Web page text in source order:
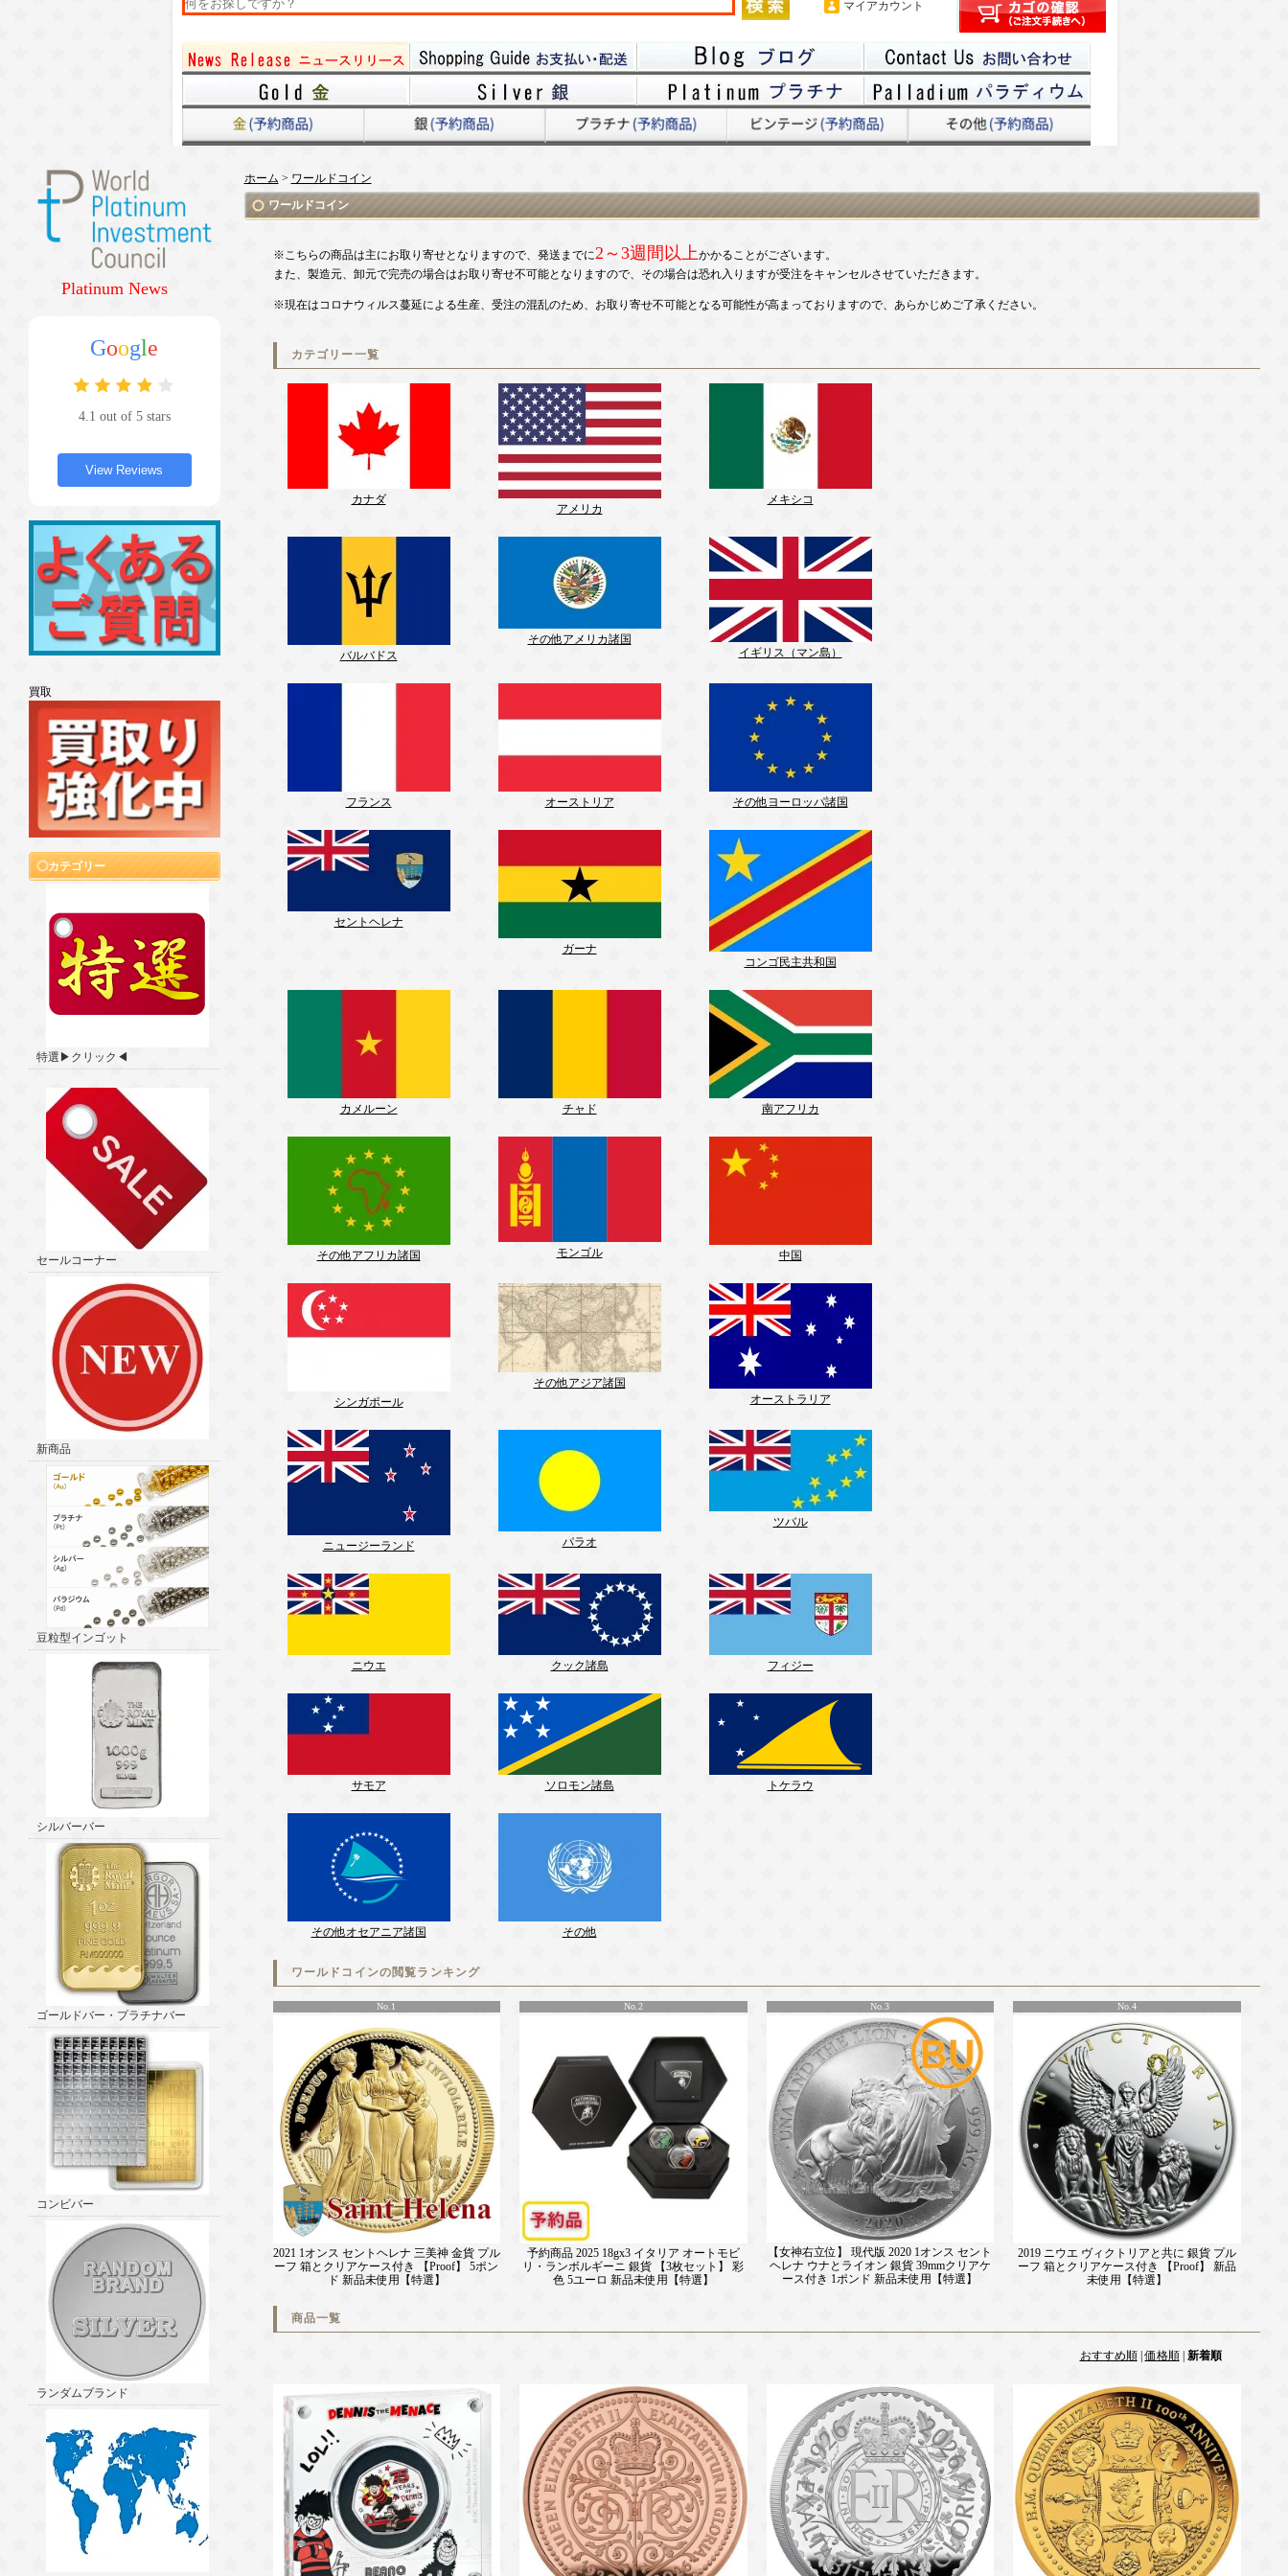
マイアカウント
Platinum News
Google
4.1 out of 5 stars
View Reviews
買取
カテゴリー
特選▶クリック◀
セールコーナー
新商品
豆粒型インゴット
シルバーバー
ゴールドバー・プラチナバー
コンビバー
ランダムブランド
ホーム > ワールドコイン
ワールドコイン
※こちらの商品は主にお取り寄せとなりますので、発送までに2～3週間以上かかることがございます。
また、製造元、卸元で完売の場合はお取り寄せ不可能となりますので、その場合は恐れ入りますが受注をキャンセルさせていただきます。
※現在はコロナウィルス蔓延による生産、受注の混乱のため、お取り寄せ不可能となる可能性が高まっておりますので、あらかじめご了承ください。
カテゴリー一覧
カナダ
アメリカ
メキシコ
バルバドス
その他アメリカ諸国
イギリス（マン島）
フランス オーストリア その他ヨーロッパ諸国
セントヘレナ
ガーナ
コンゴ民主共和国
カメルーン チャド 南アフリカ
その他アフリカ諸国 モンゴル 中国
シンガポール
その他アジア諸国
オーストラリア
ニュージーランド パラオ
ツバル
ニウエ クック諸島 フィジー
サモア ソロモン諸島 トケラウ
その他オセアニア諸国 その他
ワールドコインの閲覧ランキング
No.1
2021 1オンス セントヘレナ 三美神 金貨 プル
ーフ 箱とクリアケース付き 【Proof】 5ポン
ド 新品未使用【特選】
No.2
予約商品 2025 18gx3 イタリア オートモビ
リ・ランボルギーニ 銀貨 【3枚セット】 彩
色 5ユーロ 新品未使用【特選】
No.3
【女神右立位】 現代版 2020 1オンス セント
ヘレナ ウナとライオン 銀貨 39mmクリアケ
ース付き 1ポンド 新品未使用【特選】
No.4
2019 ニウエ ヴィクトリアと共に 銀貨 プル
ーフ 箱とクリアケース付き 【Proof】 新品
未使用【特選】
商品一覧
おすすめ順|価格順| 新着順